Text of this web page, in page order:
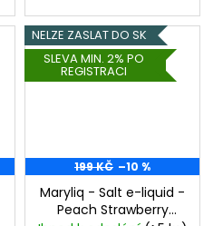
NELZE ZASLAT DO SK
SLEVA MIN. 2% PO
REGISTRACI
199 KČ –10 %
Maryliq - Salt e-liquid -
Peach Strawberry